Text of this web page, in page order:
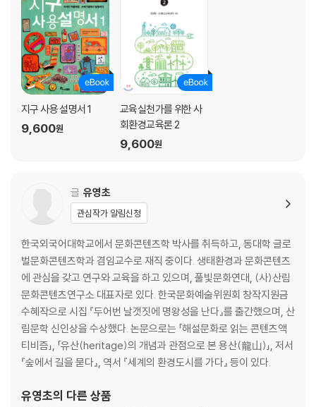
지구 사용 설명서 1
9,600원
교육실천가를 위한 사
회환경교육론 2
9,600원
글 유영초
관심작가 알림신청
한국외국어대학교에서 문화콘텐츠학 박사를 취득하고, 동대학 글로
벌문화콘텐츠학과 겸임교수로 재직 중이다. 생태환경과 문화콘텐츠
에 관심을 갖고 연구와 교육을 하고 있으며, 풀빛문화연대, (사)산림
문화콘텐츠연구소 대표자로 있다. 한국문화예술위원회 창작지원금
수혜작으로 시집 『두어번 날갯짓에 명왕성을 난다』를 출간했으며, 산
림문학 신인상을 수상했다. 논문으로는 「해설문화로 읽는 콘텐츠액
티비즘」, 「유산(heritage)의 개념과 관점으로 본 용산(龍山)」, 저서
『숲에서 길을 묻다』, 역서 『세계의 환경도시를 가다』 등이 있다.
유영초의 다른 상품